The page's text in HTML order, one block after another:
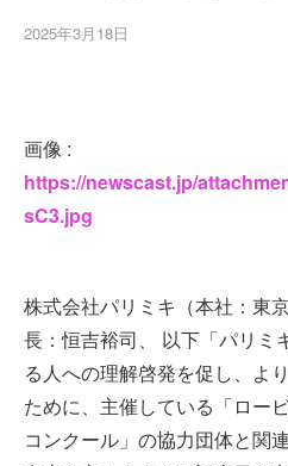
2025年3月18日
画像 :
https://newscast.jp/
sC3.jpg
株式会社パリミキ（本社：東
長：恒吉裕司、 以下「パリミ
る人への理解啓発を促し、よ
ために、主催している「ロー
コンクール」の協力団体と関